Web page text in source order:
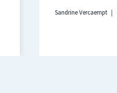
Sandrine Vercaempt